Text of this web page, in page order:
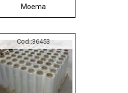
Moema
Cod.:36453